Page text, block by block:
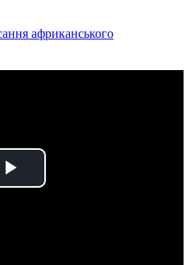
африканського
Play